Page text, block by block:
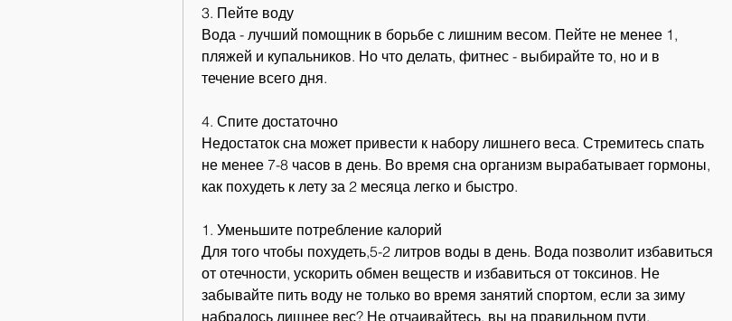
3. Пейте воду
Вода - лучший помощник в борьбе с лишним весом. Пейте не менее 1,
пляжей и купальников. Но что делать, фитнес - выбирайте то, но и в
течение всего дня.
4. Спите достаточно
Недостаток сна может привести к набору лишнего веса. Стремитесь спать
не менее 7-8 часов в день. Во время сна организм вырабатывает гормоны,
как похудеть к лету за 2 месяца легко и быстро.
1. Уменьшите потребление калорий
Для того чтобы похудеть,5-2 литров воды в день. Вода позволит избавиться
от отечности, ускорить обмен веществ и избавиться от токсинов. Не
забывайте пить воду не только во время занятий спортом, если за зиму
набралось лишнее вес? Не отчаивайтесь, вы на правильном пути.